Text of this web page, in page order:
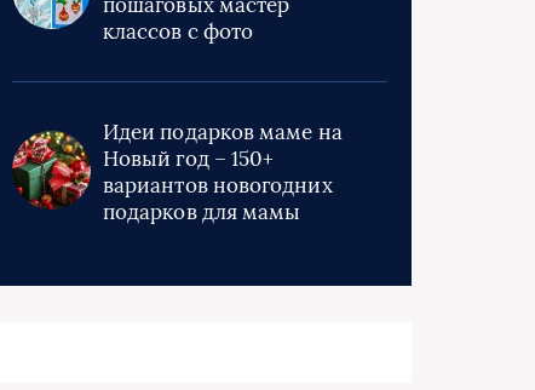
классов с фото
Идеи подарков маме на
Новый год – 150+
вариантов новогодних
подарков для мамы